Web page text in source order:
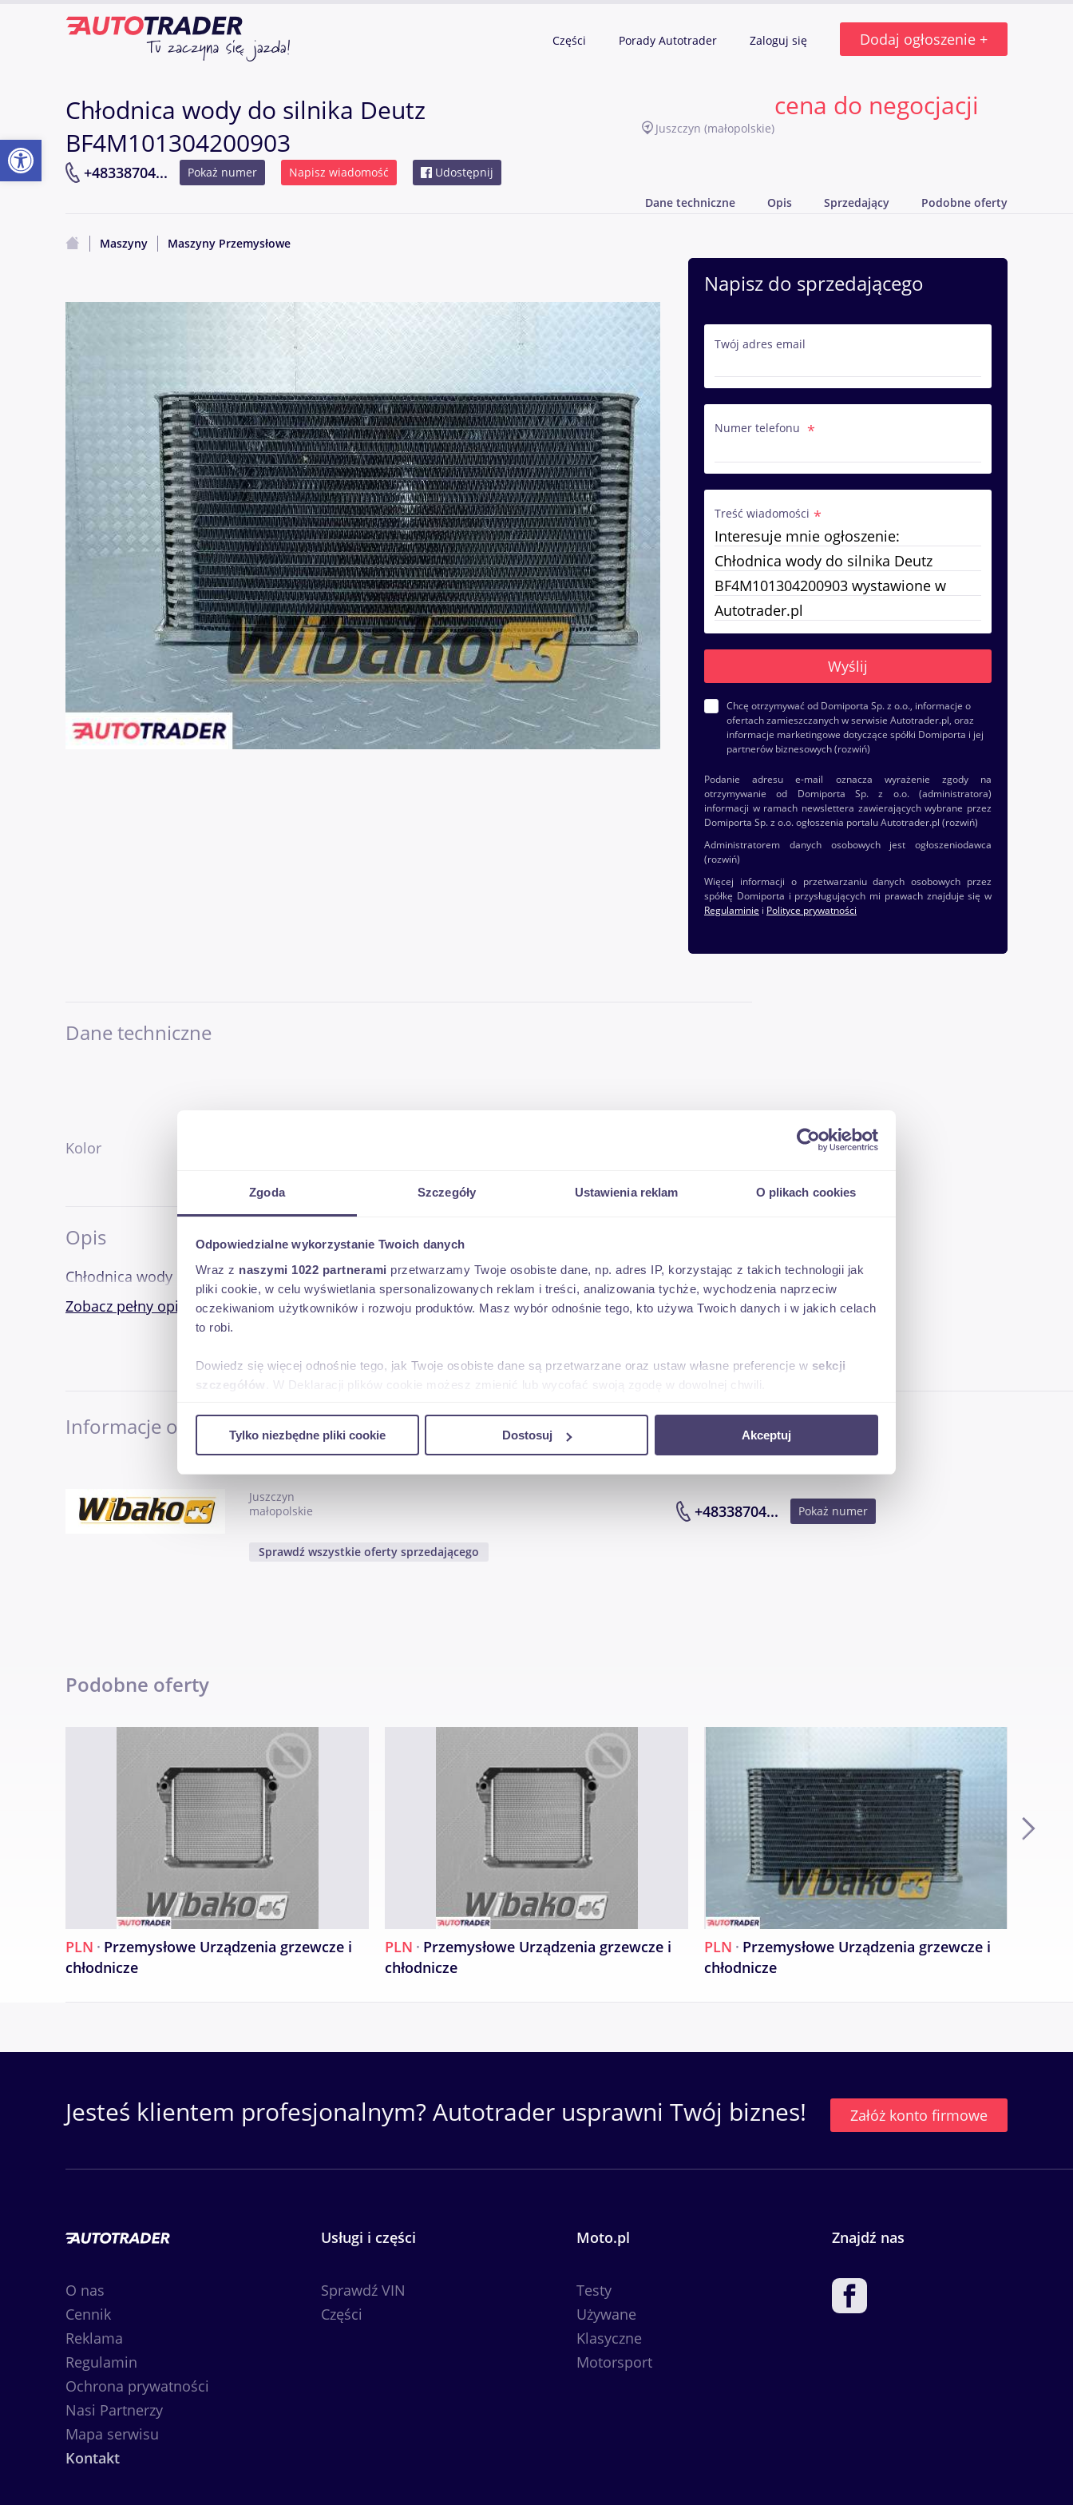
Zgoda Szczegóły Ustawienia reklam O plikach cookies
Odpowiedzialne wykorzystanie Twoich danych
Wraz z naszymi 1022 partnerami przetwarzamy Twoje osobiste dane, np. adres IP, korzystając z takich technologii jak
pliki cookie, w celu wyświetlania spersonalizowanych reklam i treści, analizowania tychże, wychodzenia naprzeciw
oczekiwaniom użytkowników i rozwoju produktów. Masz wybór odnośnie tego, kto używa Twoich danych i w jakich celach
to robi.
Dowiedz się więcej odnośnie tego, jak Twoje osobiste dane są przetwarzane oraz ustaw własne preferencje w sekcji
szczegółów . W Deklaracji plików cookie możesz zmienić lub wycofać swoją zgodę w dowolnej chwili.
ruch w naszej witrynie. Informacje o tym, jak korzystasz z naszej witryny, udostępniamy partnerom społecznościowym,
Tylko niezbędne pliki cookie Dostosuj Akceptuj
Części Porady Autotrader Zaloguj się Dodaj ogłoszenie +
Chłodnica wody do silnika Deutz
BF4M101304200903
Juszczyn (małopolskie)
+48338704... Pokaż numer Napisz wiadomość Udostępnij
cena do negocjacji
Dane techniczne Opis Sprzedający Podobne oferty
Maszyny Maszyny Przemysłowe
Napisz do sprzedającego
Twój adres email
Numer telefonu
Treść wiadomości
Chcę otrzymywać od Domiporta Sp. z o.o., informacje o
ofertach zamieszczanych w serwisie Autotrader.pl, oraz
informacje marketingowe dotyczące spółki Domiporta i jej
partnerów biznesowych(rozwiń)
Podanie adresu e-mail oznacza wyrażenie zgody na
otrzymywanie od Domiporta Sp. z o.o. (administratora)
informacji w ramach newslettera zawierających wybrane przez
Domiporta Sp. z o.o. ogłoszenia portalu Autotrader.pl (rozwiń)
Administratorem danych osobowych jest ogłoszeniodawca
(rozwiń)
Więcej informacji o przetwarzaniu danych osobowych przez
spółkę Domiporta i przysługujących mi prawach znajduje się w
Regulaminie i Polityce prywatności
Dane techniczne
Kolor
Opis
Zobacz pełny opis
Informacje o sprzedającym
Juszczyn
małopolskie
Sprawdź wszystkie oferty sprzedającego
+48338704... Pokaż numer
Podobne oferty
PLN · Przemysłowe Urządzenia grzewcze i
chłodnicze
PLN · Przemysłowe Urządzenia grzewcze i
chłodnicze
PLN · Przemysłowe Urządzenia grzewcze i
chłodnicze
Jesteś klientem profesjonalnym? Autotrader usprawni Twój biznes! Załóż konto firmowe
O nas
Cennik
Reklama
Regulamin
Ochrona prywatności
Nasi Partnerzy
Mapa serwisu
Kontakt
Usługi i części
Sprawdź VIN
Części
Moto.pl
Testy
Używane
Klasyczne
Motorsport
Znajdź nas
Otwórz pasek narzędzi